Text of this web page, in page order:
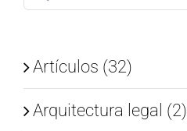
Artículos (32)
Arquitectura legal (2)